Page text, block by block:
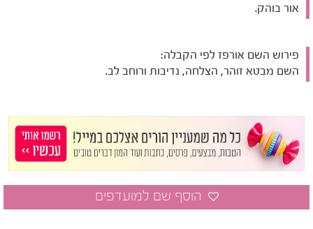
אור בוהק.
פירוש השם אורפז לפי הקבלה:
השם מבטא זוהר, הצלחה, נדיבות ורוחב לב.